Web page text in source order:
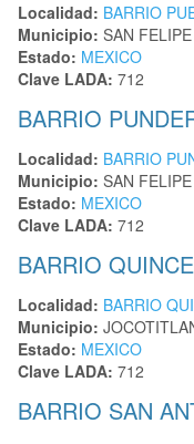
Localidad: BARRIO
Municipio: SAN
Estado: MEXICO
Clave LADA: 712
BARRIO
Localidad: BARRIO
Municipio: SAN
Estado: MEXICO
Clave LADA: 712
BARRIO
Localidad: BARRIO
Municipio:
Estado: MEXICO
Clave LADA: 712
BARRIO SAN